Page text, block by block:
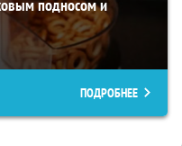
подносом и
ПОДРОБНЕЕ